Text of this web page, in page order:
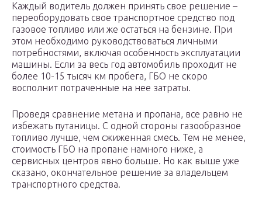
Каждый водитель должен принять свое решение –
переоборудовать свое транспортное средство под
газовое топливо или же остаться на бензине. При
этом необходимо руководствоваться личными
потребностями, включая особенность эксплуатации
машины. Если за весь год автомобиль проходит не
более 10-15 тысяч км пробега, ГБО не скоро
восполнит потраченные на нее затраты.
Проведя сравнение метана и пропана, все равно не
избежать путаницы. С одной стороны газообразное
топливо лучше, чем сжиженная смесь. Тем не менее,
стоимость ГБО на пропане намного ниже, а
сервисных центров явно больше. Но как выше уже
сказано, окончательное решение за владельцем
транспортного средства.